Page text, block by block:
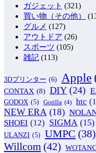
ガジェット (321)
買い物（その他）
グルメ (127)
アウトドア (26)
スポーツ (105)
雑記 (113)
3Dプリンター (6) Apple
CONTAX (8) DIY (24)
GODOX (5) Gorilla (4) htc
NEW ERA (18)
SHOEI (12) SIGMA (15)
ULANZI (5) UMPC (38)
Willcom (42)